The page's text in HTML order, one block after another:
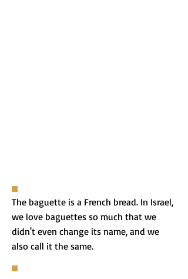
The baguette is a French bread. In Israel,
we love baguettes so much that we
didn't even change its name, and we
also call it the same.